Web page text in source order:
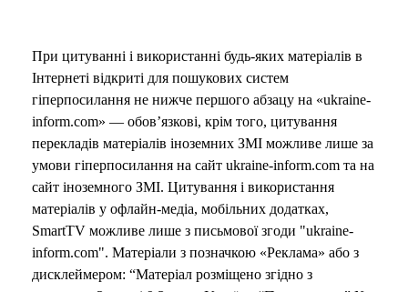
При цитуванні і використанні будь-яких матеріалів в
Інтернеті відкриті для пошукових систем
гіперпосилання не нижче першого абзацу на «ukraine-
inform.com» — обов’язкові, крім того, цитування
перекладів матеріалів іноземних ЗМІ можливе лише за
умови гіперпосилання на сайт ukraine-inform.com та на
сайт іноземного ЗМІ. Цитування і використання
матеріалів у офлайн-медіа, мобільних додатках,
SmartTV можливе лише з письмової згоди "ukraine-
inform.com". Матеріали з позначкою «Реклама» або з
дисклеймером: “Матеріал розміщено згідно з